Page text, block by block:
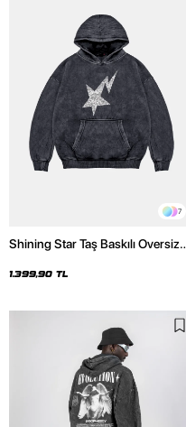
7
Shining Star Taş Baskılı Oversize
Hoodie
1.399,90 TL